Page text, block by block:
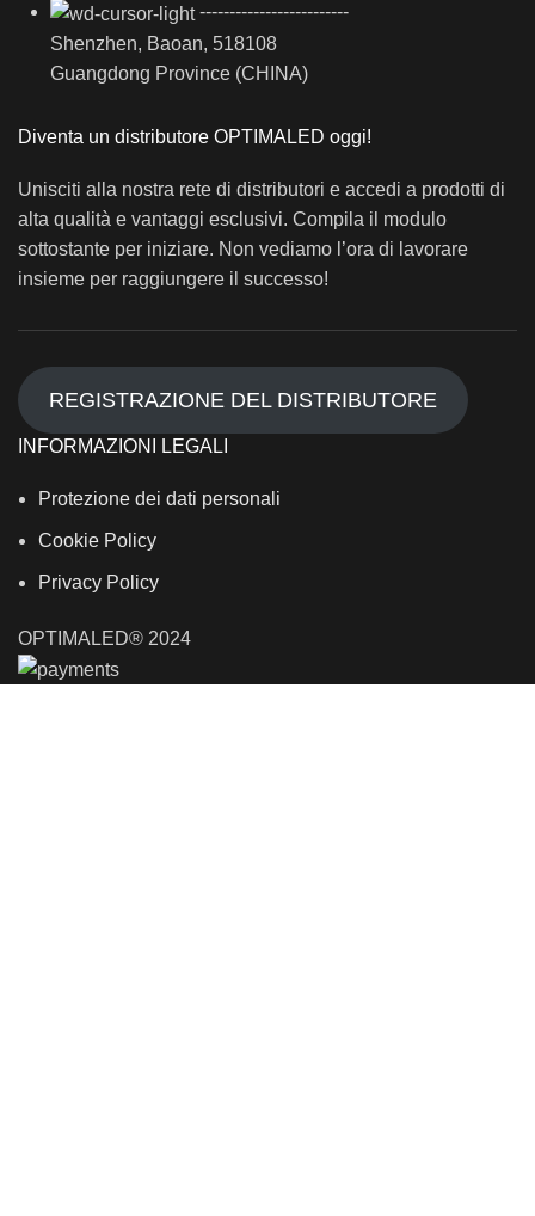
-------------------------
Shenzhen, Baoan, 518108
Guangdong Province (CHINA)
Diventa un distributore OPTIMALED oggi!
Unisciti alla nostra rete di distributori e accedi a prodotti di
alta qualità e vantaggi esclusivi. Compila il modulo
sottostante per iniziare. Non vediamo l’ora di lavorare
insieme per raggiungere il successo!
REGISTRAZIONE DEL DISTRIBUTORE
INFORMAZIONI LEGALI
Protezione dei dati personali
Cookie Policy
Privacy Policy
OPTIMALED® 2024